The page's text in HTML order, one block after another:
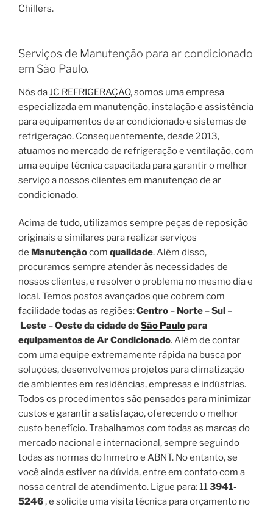
Chillers.
Serviços de Manutenção para ar condicionado
em São Paulo.
Nós daJC REFRIGERAÇÃO, somos uma empresa
especializada em manutenção, instalação e assistência
para equipamentos de ar condicionado e sistemas de
refrigeração. Consequentemente, desde 2013,
atuamos no mercado de refrigeração e ventilação, com
uma equipe técnica capacitada para garantir o melhor
serviço a nossos clientes em manutenção de ar
condicionado.
Acima de tudo, utilizamos sempre peças de reposição
originais e similares para realizar serviços
de Manutençãocom qualidade. Além disso,
procuramos sempre atender às necessidades de
nossos clientes, e resolver o problema no mesmo dia e
local. Temos postos avançados que cobrem com
facilidade todas as regiões:Centro – Norte –Sul –
Leste –Oeste da cidade deSão Paulopara
equipamentos de Ar Condicionado. Além de contar
com uma equipe extremamente rápida na busca por
soluções, desenvolvemos projetos para climatização
de ambientes em residências, empresas e indústrias.
Todos os procedimentos são pensados para minimizar
custos e garantir a satisfação, oferecendo o melhor
custo benefício. Trabalhamos com todas as marcas do
mercado nacional e internacional, sempre seguindo
todas as normas do Inmetro e ABNT. No entanto, se
você ainda estiver na dúvida, entre em contato com a
nossa central de atendimento. Ligue para: 113941-
5246, e solicite uma visita técnica para orçamento no